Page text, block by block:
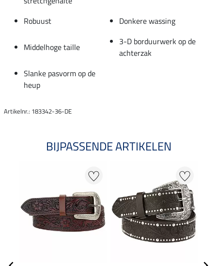
Robuust Donkere wassing
Middelhoge taille
3-D borduurwerk op de
achterzak
Slanke pasvorm op de
heup
Artikelnr.: 183342-36-DE
BIJPASSENDE ARTIKELEN